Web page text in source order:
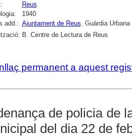
Reus
1940
add.: Ajuntament de Reus. Guàrdia Urbana
B. Centre de Lectura de Reus
permanent a aquest
de policia de
del dia 22 de